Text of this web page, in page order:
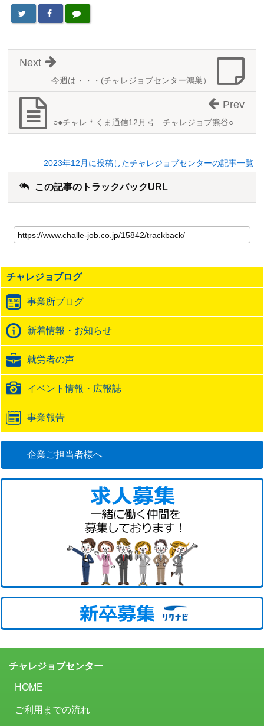
今週は・・・(チャレジョブセンター鴻巣）
Next
○●チャレ＊くま通信12月号 チャレジョブ熊谷○
Prev
2023年12月に投稿したチャレジョブセンターの記事一覧
この記事のトラックバックURL
の
記
の
ト
ッ
ク
バ
ッ
URL
チャレジョブログ
事業所ブログ
新着情報・お知らせ
就労者の声
イベント情報・広報誌
事業報告
企業ご担当者様へ
チャレジョブセンター
HOME
ご利用までの流れ